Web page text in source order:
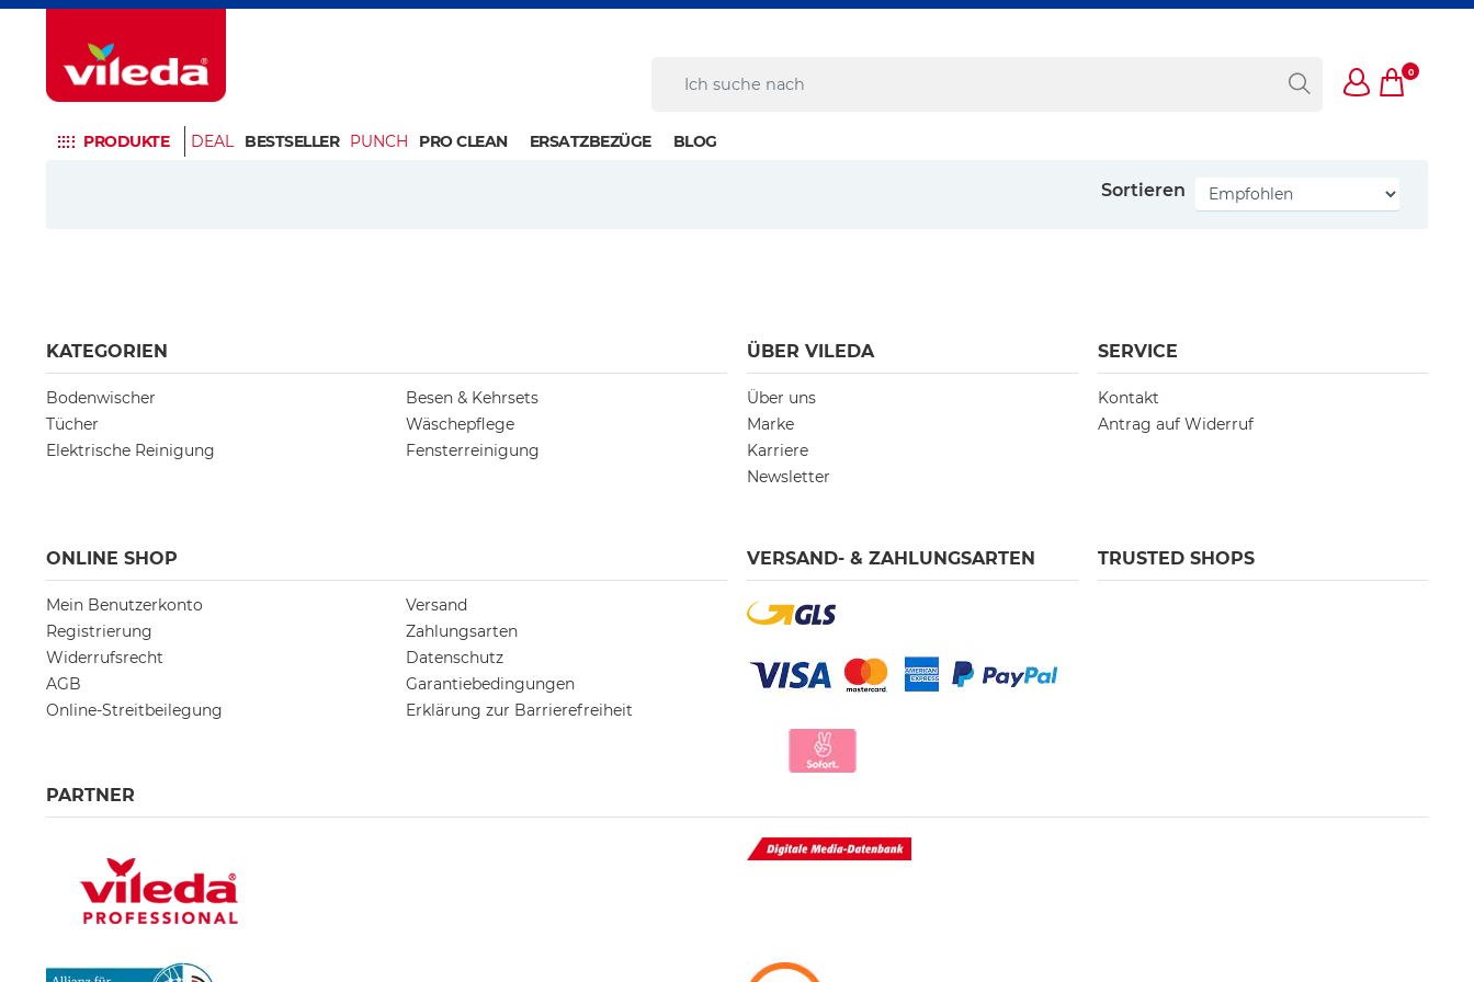
0
PRODUKTE DEAL BESTSELLER PUNCH PRO CLEAN ERSATZBEZÜGE BLOG
Sortieren
KATEGORIEN
Bodenwischer
Tücher
Elektrische Reinigung
Besen & Kehrsets
Wäschepflege
Fensterreinigung
ÜBER VILEDA
Über uns
Marke
Karriere
Newsletter
SERVICE
Kontakt
Antrag auf Widerruf
ONLINE SHOP
Mein Benutzerkonto
Registrierung
Widerrufsrecht
AGB
Online-Streitbeilegung
Versand
Zahlungsarten
Datenschutz
Garantiebedingungen
Erklärung zur Barrierefreiheit
VERSAND- & ZAHLUNGSARTEN TRUSTED SHOPS
PARTNER